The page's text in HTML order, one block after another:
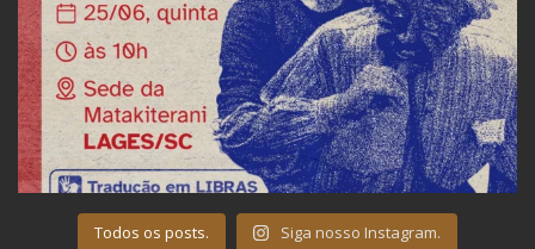
Todos os posts. Siga nosso Instagram.